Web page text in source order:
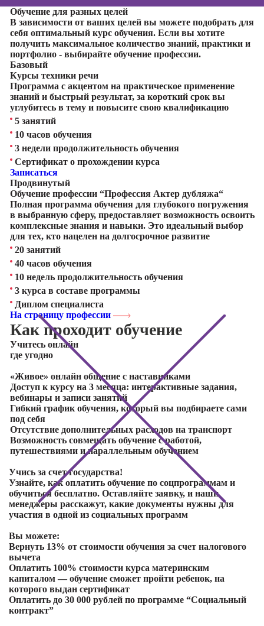
Обучение для разных целей
В зависимости от ваших целей вы можете подобрать для
себя оптимальный курс обучения. Если вы хотите
получить максимальное количество знаний, практики и
портфолио - выбирайте обучение профессии.
Базовый
Курсы техники речи
Программа с акцентом на практическое применение
знаний и быстрый результат, за короткий срок вы
углубитесь в тему и повысите свою квалификацию
5 занятий
10 часов обучения
3 недели продолжительность обучения
Сертификат о прохождении курса
Записаться
Продвинутый
Обучение профессии “Профессия Актер дубляжа“
Полная программа обучения для глубокого погружения
в выбранную сферу, предоставляет возможность освоить
комплексные знания и навыки. Это идеальный выбор
для тех, кто нацелен на долгосрочное развитие
20 занятий
40 часов обучения
10 недель продолжительность обучения
3 курса в составе программы
Диплом специалиста
На страницу профессии
Как проходит обучение
Учитесь онлайн
где угодно
«Живое» онлайн общение с наставниками
Доступ к курсу на 3 месяца: интерактивные задания,
вебинары и записи занятий
Гибкий график обучения, который вы подбираете сами
под себя
Отсутствие дополнительных расходов на транспорт
Возможность совмещать обучение с работой,
путешествиями и параллельным обучением
Учись за счет государства!
Узнайте, как оплатить обучение по соцпрограммам и
обучиться бесплатно. Оставляйте заявку, и наши
менеджеры расскажут, какие документы нужны для
участия в одной из социальных программ
Вы можете:
Вернуть 13% от стоимости обучения за счет налогового
вычета
Оплатить 100% стоимости курса материнским
капиталом — обучение сможет пройти ребенок, на
которого выдан сертификат
Оплатить до 30 000 рублей по программе “Социальный
контракт”